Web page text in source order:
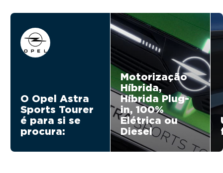
O Opel Astra
Sports Tourer
é para si se
procura:
Motorização
Híbrida,
Híbrida Plug-
in, 100%
Elétrica ou
Diesel